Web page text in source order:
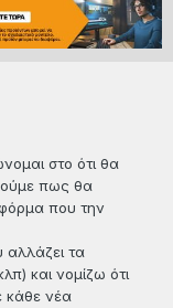
στο ότι θα
πως θα
που την
αλλάζει τα
και νομίζω ότι
κάθε νέα